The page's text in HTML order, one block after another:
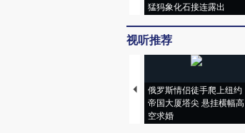
猛犸象化石接连露出
视听推荐
俄罗斯情侣徒手爬上纽约
帝国大厦塔尖 悬挂横幅高
空求婚